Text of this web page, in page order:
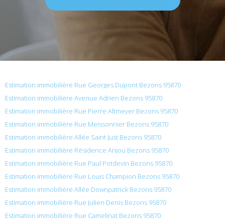
Estimation immobilière Rue Georges Dupont Bezons 95870
Estimation immobilière Avenue Adrien Bezons 95870
Estimation immobilière Rue Pierre Altmeyer Bezons 95870
Estimation immobilière Rue Meissonnier Bezons 95870
Estimation immobilière Allée Saint Just Bezons 95870
Estimation immobilière Résidence Anjou Bezons 95870
Estimation immobilière Rue Paul Potdevin Bezons 95870
Estimation immobilière Rue Louis Champion Bezons 95870
Estimation immobilière Allée Downpatrick Bezons 95870
Estimation immobilière Rue Julien Denis Bezons 95870
Estimation immobilière Rue Camelinat Bezons 95870